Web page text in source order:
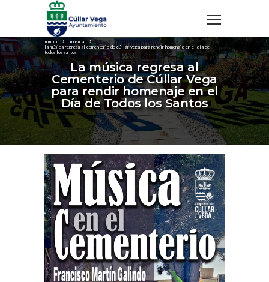
inicio
música
la música regresa al cementerio de cúllar vega para rendir homenaje en el día de
todos los santos
La música regresa al
Cementerio de Cúllar Vega
para rendir homenaje en el
Día de Todos los Santos